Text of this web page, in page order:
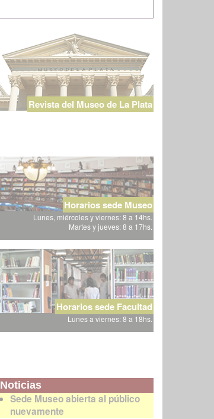
Revista del Museo de La Plata
Horarios sede Museo
Lunes, miércoles y viernes: 8 a 14hs.
Martes y jueves: 8 a 17hs.
Horarios sede Facultad
Lunes a viernes: 8 a 18hs.
Noticias
Sede Museo abierta al público
nuevamente